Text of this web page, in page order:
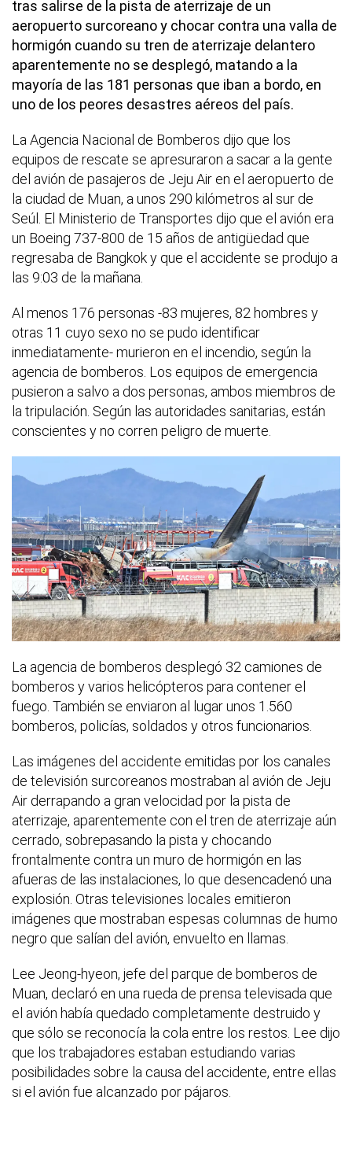
tras salirse de la pista de aterrizaje de un
aeropuerto surcoreano y chocar contra una valla de
hormigón cuando su tren de aterrizaje delantero
aparentemente no se desplegó, matando a la
mayoría de las 181 personas que iban a bordo, en
uno de los peores desastres aéreos del país.
La Agencia Nacional de Bomberos dijo que los
equipos de rescate se apresuraron a sacar a la gente
del avión de pasajeros de Jeju Air en el aeropuerto de
la ciudad de Muan, a unos 290 kilómetros al sur de
Seúl. El Ministerio de Transportes dijo que el avión era
un Boeing 737-800 de 15 años de antigüedad que
regresaba de Bangkok y que el accidente se produjo a
las 9:03 de la mañana.
Al menos 176 personas -83 mujeres, 82 hombres y
otras 11 cuyo sexo no se pudo identificar
inmediatamente- murieron en el incendio, según la
agencia de bomberos. Los equipos de emergencia
pusieron a salvo a dos personas, ambos miembros de
la tripulación. Según las autoridades sanitarias, están
conscientes y no corren peligro de muerte.
La agencia de bomberos desplegó 32 camiones de
bomberos y varios helicópteros para contener el
fuego. También se enviaron al lugar unos 1.560
bomberos, policías, soldados y otros funcionarios.
Las imágenes del accidente emitidas por los canales
de televisión surcoreanos mostraban al avión de Jeju
Air derrapando a gran velocidad por la pista de
aterrizaje, aparentemente con el tren de aterrizaje aún
cerrado, sobrepasando la pista y chocando
frontalmente contra un muro de hormigón en las
afueras de las instalaciones, lo que desencadenó una
explosión. Otras televisiones locales emitieron
imágenes que mostraban espesas columnas de humo
negro que salían del avión, envuelto en llamas.
Lee Jeong-hyeon, jefe del parque de bomberos de
Muan, declaró en una rueda de prensa televisada que
el avión había quedado completamente destruido y
que sólo se reconocía la cola entre los restos. Lee dijo
que los trabajadores estaban estudiando varias
posibilidades sobre la causa del accidente, entre ellas
si el avión fue alcanzado por pájaros.